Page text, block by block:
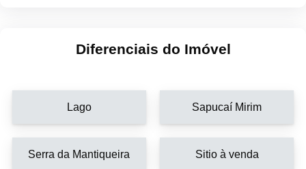
Diferenciais do Imóvel
Lago Sapucaí Mirim
Serra da Mantiqueira Sitio à venda